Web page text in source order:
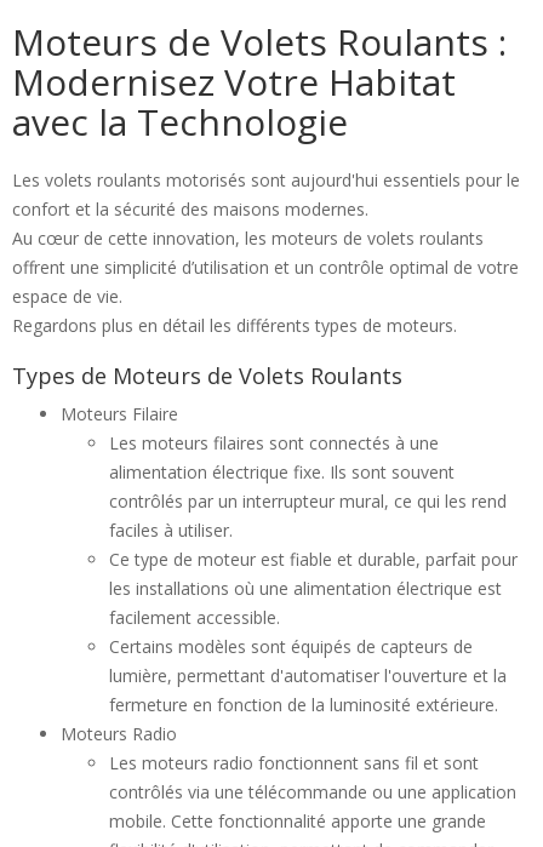
Moteurs de Volets Roulants :
Modernisez Votre Habitat
avec la Technologie
Les volets roulants motorisés sont aujourd'hui essentiels pour le
confort et la sécurité des maisons modernes.
Au cœur de cette innovation, les moteurs de volets roulants
offrent une simplicité d’utilisation et un contrôle optimal de votre
espace de vie.
Regardons plus en détail les différents types de moteurs.
Types de Moteurs de Volets Roulants
Moteurs Filaire
Les moteurs filaires sont connectés à une
alimentation électrique fixe. Ils sont souvent
contrôlés par un interrupteur mural, ce qui les rend
faciles à utiliser.
Ce type de moteur est fiable et durable, parfait pour
les installations où une alimentation électrique est
facilement accessible.
Certains modèles sont équipés de capteurs de
lumière, permettant d'automatiser l'ouverture et la
fermeture en fonction de la luminosité extérieure.
Moteurs Radio
Les moteurs radio fonctionnent sans fil et sont
contrôlés via une télécommande ou une application
mobile. Cette fonctionnalité apporte une grande